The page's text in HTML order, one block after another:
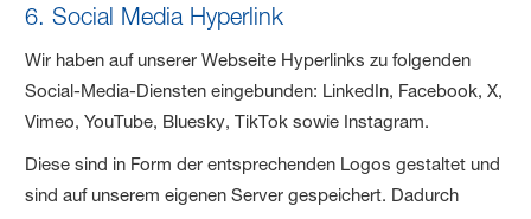
6. Social Media Hyperlink
Wir haben auf unserer Webseite Hyperlinks zu folgenden
Social-Media-Diensten eingebunden: LinkedIn, Facebook, X,
Vimeo, YouTube, Bluesky, TikTok sowie Instagram.
Diese sind in Form der entsprechenden Logos gestaltet und
sind auf unserem eigenen Server gespeichert. Dadurch